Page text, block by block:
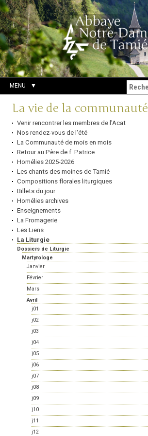
Aller
au
contenu.
|
Aller
à
la
navigation
Outils
personnels
Chercher par
Recherche
avancée…
MENU
Navigation
La vie de la communauté
Venir rencontrer les membres de l'Acat
Nos rendez-vous de l'été
La Communauté de mois en mois
Retour au Père de f. Patrice
Homélies 2025-2026
Les chants des moines de Tamié
Compositions florales liturgiques
Billets du jour
Homélies archives
Enseignements
La Fromagerie
Les Liens
La Liturgie
Dossiers de Liturgie
Martyrologe
Janvier
Février
Mars
Avril
j01
j02
j03
j04
j05
j06
j07
j08
j09
j10
j11
j12